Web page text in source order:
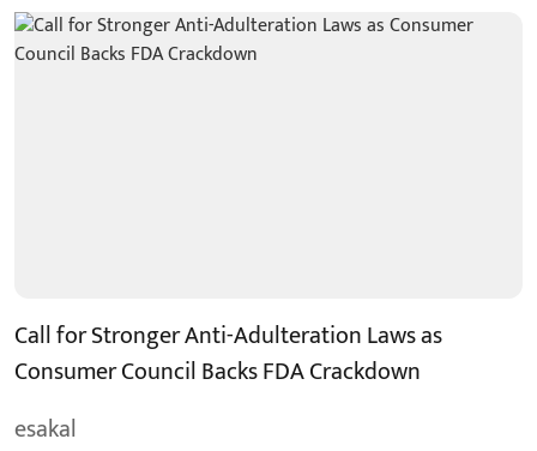
Call for Stronger Anti-Adulteration Laws as
Consumer Council Backs FDA Crackdown
esakal